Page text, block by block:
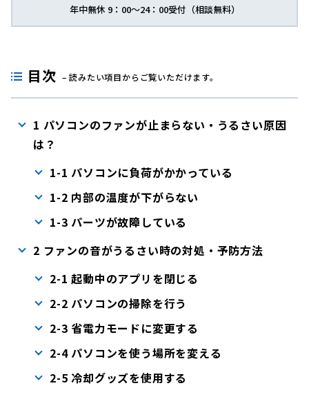
年中無休 9：00～24：00受付（相談無料）
目次 – 読みたい項目からご覧いただけます。
1 パソコンのファンが止まらない・うるさい原因
は？
1-1 パソコンに負荷がかかっている
1-2 内部の温度が下がらない
1-3 パーツが故障している
2 ファンの音がうるさい時の対処・予防方法
2-1 起動中のアプリを閉じる
2-2 パソコンの掃除を行う
2-3 省電力モードに変更する
2-4 パソコンを使う場所を変える
2-5 冷却グッズを使用する